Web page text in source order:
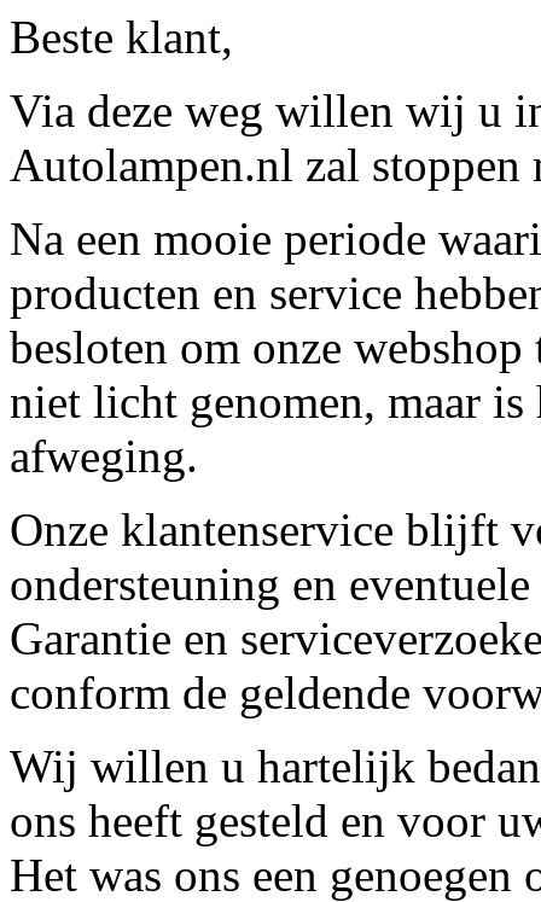
Beste klant,
Via deze weg willen wij u
Autolampen.nl zal stoppen
Na een mooie periode
producten en service
besloten om onze
niet licht genomen, maar
afweging.
Onze klantenservice blijft
ondersteuning en
Garantie en
conform de geldende
Wij willen u hartelijk
ons heeft gesteld en voor
Het was ons een